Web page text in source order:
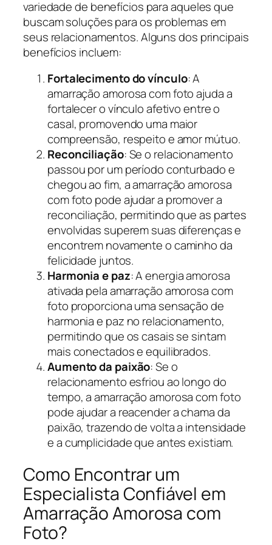
variedade de benefícios para aqueles que
buscam soluções para os problemas em
seus relacionamentos. Alguns dos principais
benefícios incluem:
Fortalecimento do vínculo: A
amarração amorosa com foto ajuda a
fortalecer o vínculo afetivo entre o
casal, promovendo uma maior
compreensão, respeito e amor mútuo.
Reconciliação: Se o relacionamento
passou por um período conturbado e
chegou ao fim, a amarração amorosa
com foto pode ajudar a promover a
reconciliação, permitindo que as partes
envolvidas superem suas diferenças e
encontrem novamente o caminho da
felicidade juntos.
Harmonia e paz: A energia amorosa
ativada pela amarração amorosa com
foto proporciona uma sensação de
harmonia e paz no relacionamento,
permitindo que os casais se sintam
mais conectados e equilibrados.
Aumento da paixão: Se o
relacionamento esfriou ao longo do
tempo, a amarração amorosa com foto
pode ajudar a reacender a chama da
paixão, trazendo de volta a intensidade
e a cumplicidade que antes existiam.
Como Encontrar um
Especialista Confiável em
Amarração Amorosa com
Foto?